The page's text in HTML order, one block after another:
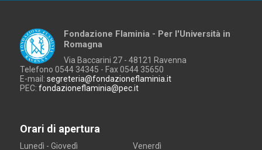
Fondazione Flaminia - Per l'Università in
Romagna
Via Baccarini 27 - 48121 Ravenna
Telefono 0544 34345 - Fax 0544 35650
E-mail:segreteria@fondazioneflaminia.it
PEC:fondazioneflaminia@pec.it
Orari di apertura
Lunedì - Giovedì Venerdì